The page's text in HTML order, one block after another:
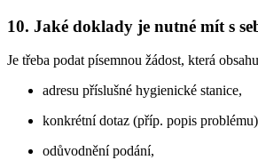
10. Jaké doklady je nutné mít s
Je třeba podat písemnou žádost, která
adresu příslušné hygienické stanice,
konkrétní dotaz (příp. popis
odůvodnění podání,